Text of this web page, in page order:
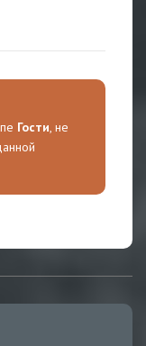
Гости, не